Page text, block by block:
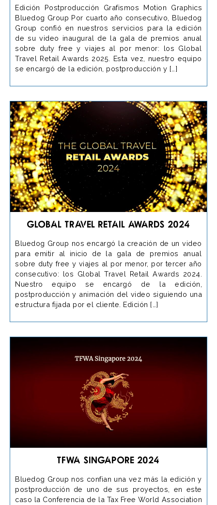
Edición Postproducción Grafismos Motion Graphics
Bluedog Group Por cuarto año consecutivo, Bluedog
Group confió en nuestros servicios para la edición
de su video inaugural de la gala de premios anual
sobre duty free y viajes al por menor: los Global
Travel Retail Awards 2025. Esta vez, nuestro equipo
se encargó de la edición, postproducción y […]
Global Travel Retail Awards 2024
Bluedog Group nos encargó la creación de un video
para emitir al inicio de la gala de premios anual
sobre duty free y viajes al por menor, por tercer año
consecutivo: los Global Travel Retail Awards 2024.
Nuestro equipo se encargó de la edición,
postproducción y animación del video siguiendo una
estructura fijada por el cliente. Edición […]
TFWA Singapore 2024
Bluedog Group nos confian una vez más la edición y
postproducción de uno de sus proyectos, en este
caso la Conferencia de la Tax Free World Association